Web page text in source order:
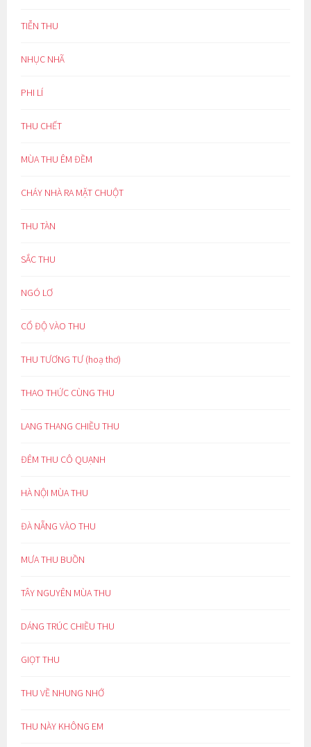
TIỄN THU
NHỤC NHÃ
PHI LÍ
THU CHẾT
MÙA THU ÊM ĐỀM
CHÁY NHÀ RA MẶT CHUỘT
THU TÀN
SẮC THU
NGÓ LƠ
CỔ ĐỘ VÀO THU
THU TƯƠNG TƯ (hoạ thơ)
THAO THỨC CÙNG THU
LANG THANG CHIỀU THU
ĐÊM THU CÔ QUẠNH
HÀ NỘI MÙA THU
ĐÀ NẴNG VÀO THU
MƯA THU BUỒN
TÂY NGUYÊN MÙA THU
DÁNG TRÚC CHIỀU THU
GIỌT THU
THU VỀ NHUNG NHỚ
THU NÀY KHÔNG EM